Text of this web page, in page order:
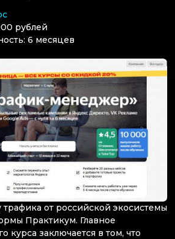
рублей
6 месяцев
от российской экосистемы
Практикум. Главное
курса заключается в том, что